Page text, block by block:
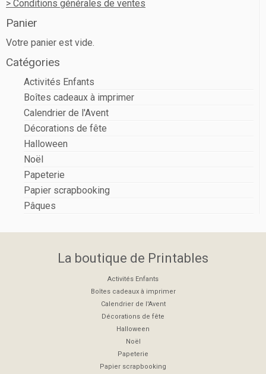
> Conditions générales de ventes
Panier
Votre panier est vide.
Catégories
Activités Enfants
Boîtes cadeaux à imprimer
Calendrier de l'Avent
Décorations de fête
Halloween
Noël
Papeterie
Papier scrapbooking
Pâques
La boutique de Printables
Activités Enfants
Boîtes cadeaux à imprimer
Calendrier de l'Avent
Décorations de fête
Halloween
Noël
Papeterie
Papier scrapbooking